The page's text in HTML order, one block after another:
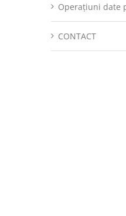
Operațiuni date
CONTACT